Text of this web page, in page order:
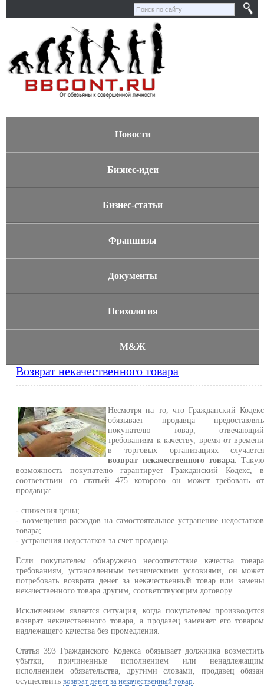
Новости
Бизнес-идеи
Бизнес-статьи
Франшизы
Документы
Психология
М&Ж
Возврат некачественного товара
Несмотря на то, что Гражданский Кодекс
обязывает продавца предоставлять
покупателю товар, отвечающий
требованиям к качеству, время от времени
в торговых организациях случается
возврат некачественного товара . Такую
возможность покупателю гарантирует Гражданский Кодекс, в
соответствии со статьей 475 которого он может требовать от
продавца:
- снижения цены;
- возмещения расходов на самостоятельное устранение недостатков
товара;
- устранения недостатков за счет продавца.
Если покупателем обнаружено несоответствие качества товара
требованиям, установленным техническими условиями, он может
потребовать возврата денег за некачественный товар или замены
некачественного товара другим, соответствующим договору.
Исключением является ситуация, когда покупателем производится
возврат некачественного товара, а продавец заменяет его товаром
надлежащего качества без промедления.
Статья 393 Гражданского Кодекса обязывает должника возместить
убытки, причиненные исполнением или ненадлежащим
исполнением обязательства, другими словами, продавец обязан
осуществитьвозврат денег за некачественный товар